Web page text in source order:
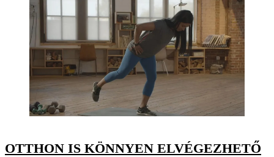
OTTHON IS KÖNNYEN ELVÉGEZHETŐ